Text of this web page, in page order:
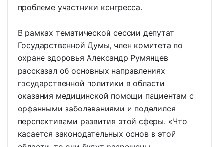
проблеме участники конгресса.
В рамках тематической сессии депутат
Государственной Думы, член комитета по
охране здоровья Александр Румянцев
рассказал об основных направлениях
государственной политики в области
оказания медицинской помощи пациентам с
орфанными заболеваниями и поделился
перспективами развития этой сферы. «Что
касается законодательных основ в этой